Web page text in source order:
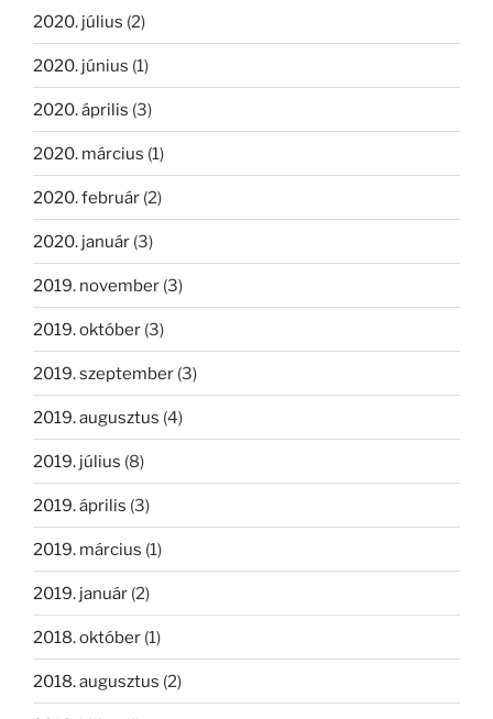
2020. július (2)
2020. június (1)
2020. április (3)
2020. március (1)
2020. február (2)
2020. január (3)
2019. november (3)
2019. október (3)
2019. szeptember (3)
2019. augusztus (4)
2019. július (8)
2019. április (3)
2019. március (1)
2019. január (2)
2018. október (1)
2018. augusztus (2)